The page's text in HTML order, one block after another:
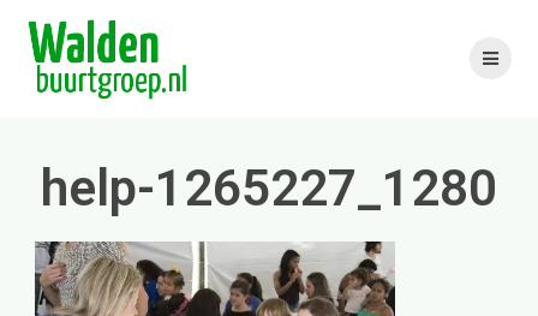
help-1265227_1280